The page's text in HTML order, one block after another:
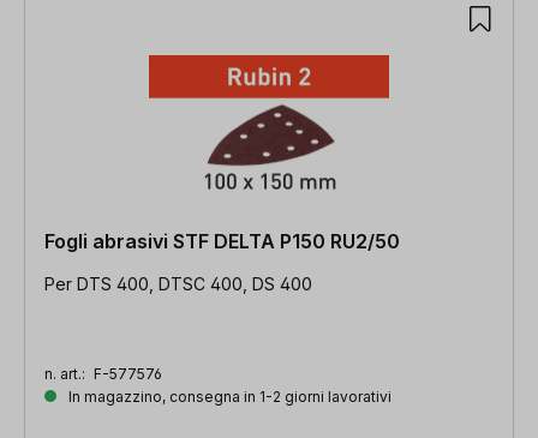
Fogli abrasivi STF DELTA P150 RU2/50
Per DTS 400, DTSC 400, DS 400
n. art.: F-577576
In magazzino, consegna in 1-2 giorni lavorativi